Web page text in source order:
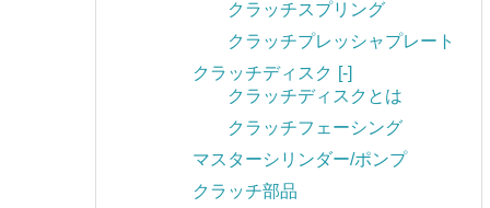
クラッチスプリング
クラッチプレッシャプレート
クラッチディスク [-]
クラッチディスクとは
クラッチフェーシング
マスターシリンダー/ポンプ
クラッチ部品